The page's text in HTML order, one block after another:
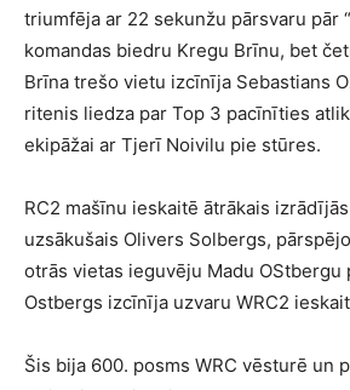
triumfēja ar 22 sekunžu pārsvaru pār
komandas biedru Kregu Brīnu, bet
Brīna trešo vietu izcīnīja Sebastians
ritenis liedza par Top 3 pacīnīties
ekipāžai ar Tjerī Noivilu pie stūres.
RC2 mašīnu ieskaitē ātrākais
uzsākušais Olivers Solbergs,
otrās vietas ieguvēju Madu OStbergu
Ostbergs izcīnīja uzvaru WRC2
Šis bija 600. posms WRC vēsturē un